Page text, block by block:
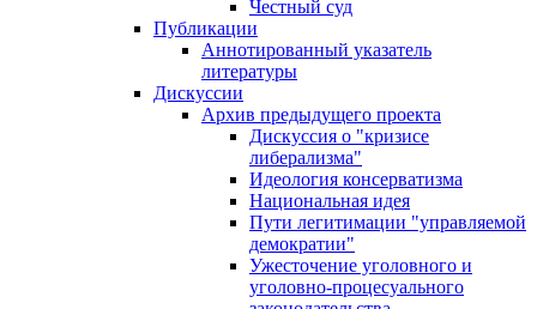
Честный суд
Публикации
Аннотированный указатель
литературы
Дискуссии
Архив предыдущего проекта
Дискуссия о "кризисе
либерализма"
Идеология консерватизма
Национальная идея
Пути легитимации "управляемой
демократии"
Ужесточение уголовного и
уголовно-процесуального